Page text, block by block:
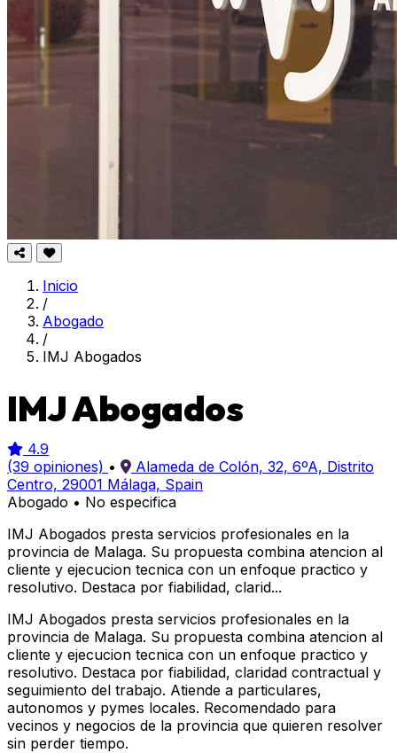
Inicio
/
Abogado
/
IMJ Abogados
IMJ Abogados
4.9
(39 opiniones) •
Alameda de Colón, 32, 6ºA, Distrito
Centro, 29001 Málaga, Spain
Abogado • No especifica
IMJ Abogados presta servicios profesionales en la
provincia de Malaga. Su propuesta combina atencion al
cliente y ejecucion tecnica con un enfoque practico y
resolutivo. Destaca por fiabilidad, clarid...
IMJ Abogados presta servicios profesionales en la
provincia de Malaga. Su propuesta combina atencion al
cliente y ejecucion tecnica con un enfoque practico y
resolutivo. Destaca por fiabilidad, claridad contractual y
seguimiento del trabajo. Atiende a particulares,
autonomos y pymes locales. Recomendado para
vecinos y negocios de la provincia que quieren resolver
sin perder tiempo.